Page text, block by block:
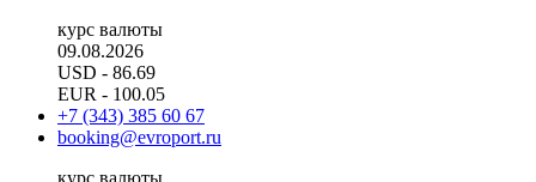
курс валюты
09.08.2026
USD - 86.69
EUR - 100.05
+7 (343) 385 60 67
booking@evroport.ru
курс валюты